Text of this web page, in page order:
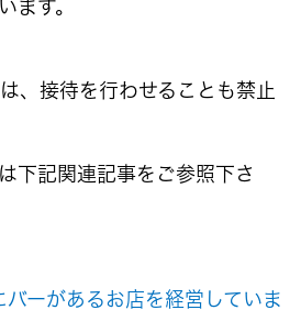
ます。
、接待を行わせることも禁止
下記関連記事をご参照下さ
バーがあるお店を経営していま